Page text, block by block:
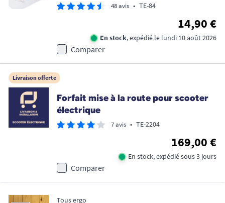
48 avis • TE-84
14,90 €
En stock, expédié le lundi 10 août 2026
Comparer
Livraison offerte
Forfait mise à la route pour scooter
électrique
7 avis • TE-2204
169,00 €
En stock, expédié sous 3 jours
Comparer
Tous ergo